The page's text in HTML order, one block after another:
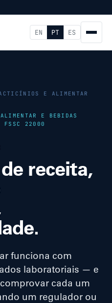
EN PT ES
E ALIMENTAR
E BEBIDAS
22000
receita,
funciona com
laboratoriais — e
cada um
um regulador ou